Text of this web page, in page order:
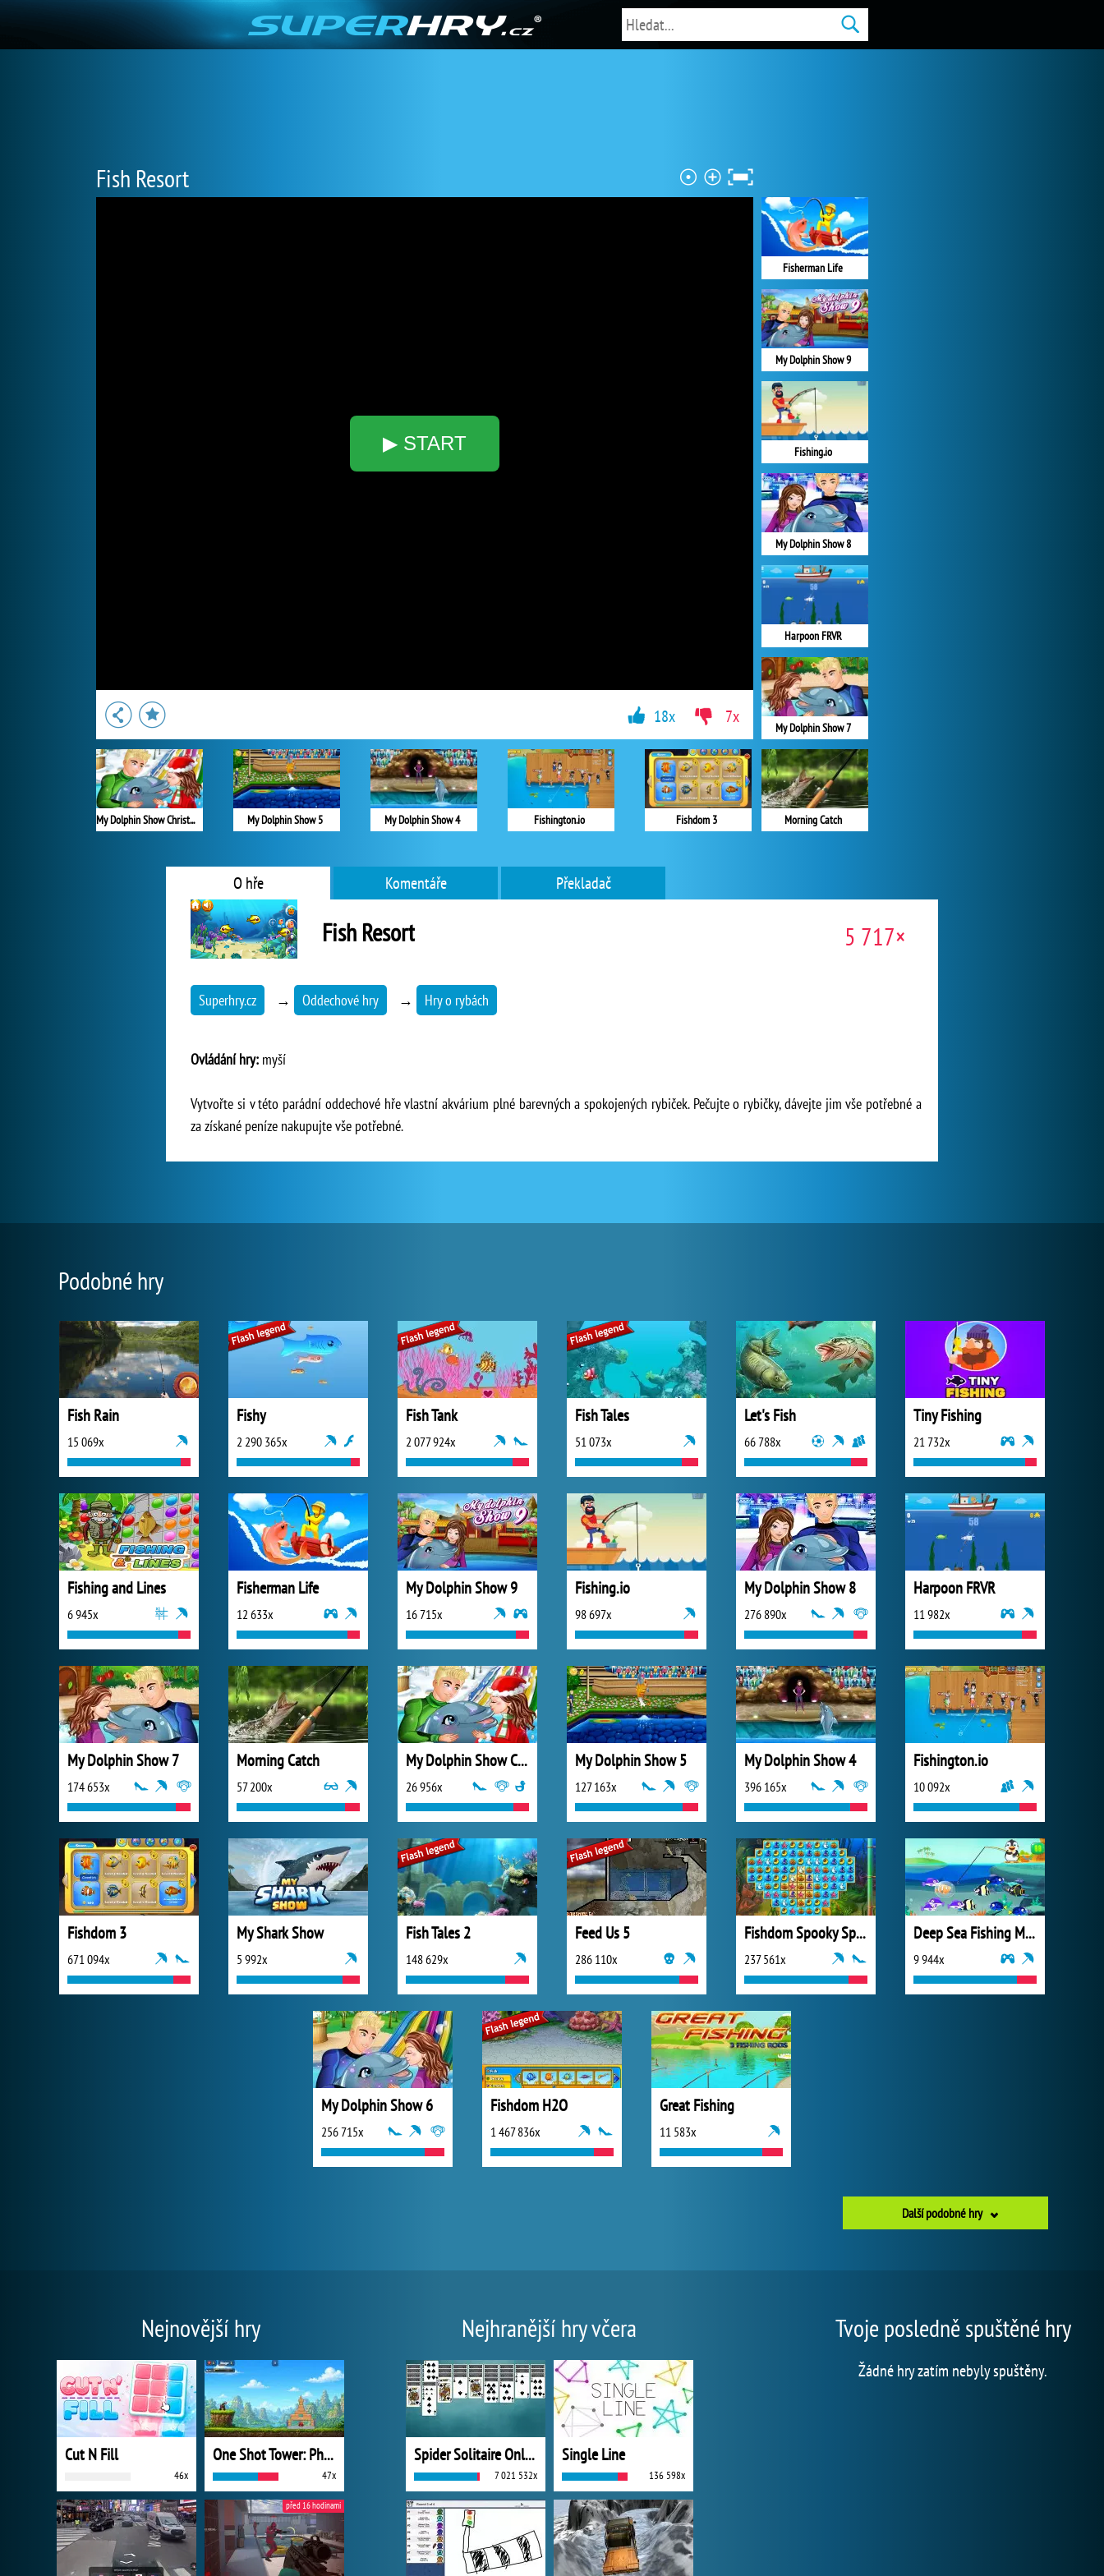
Fish Resort
▶ START
Fisherman Life
My Dolphin Show 9
Fishing.io
My Dolphin Show 8
Harpoon FRVR
My Dolphin Show 7
Morning Catch
My Dolphin Show Christmas My Dolphin Show 5 My Dolphin Show 4 Fishington.io Fishdom 3
18x 7x
O hře Komentáře Překladač
Fish Resort 5 717×
Superhry.cz → Oddechové hry → Hry o rybách
Ovládání hry: myší
Vytvořte si v této parádní oddechové hře vlastní akvárium plné barevných a spokojených rybiček. Pečujte o rybičky, dávejte jim vše potřebné a
za získané peníze nakupujte vše potřebné.
Podobné hry
Fish Rain
15 069x
Fishy
2 290 365x
Fish Tank
2 077 924x
Fish Tales
51 073x
Let's Fish
66 788x
Tiny Fishing
21 732x
Fishing and Lines
6 945x
Fisherman Life
12 633x
My Dolphin Show 9
16 715x
Fishing.io
98 697x
My Dolphin Show 8
276 890x
Harpoon FRVR
11 982x
My Dolphin Show 7
174 653x
Morning Catch
57 200x
My Dolphin Show Christmas
26 956x
My Dolphin Show 5
127 163x
My Dolphin Show 4
396 165x
Fishington.io
10 092x
Fishdom 3
671 094x
My Shark Show
5 992x
Fish Tales 2
148 629x
Feed Us 5
286 110x
Fishdom Spooky Splash
237 561x
Deep Sea Fishing Mania
9 944x
My Dolphin Show 6
256 715x
Fishdom H2O
1 467 836x
Great Fishing
11 583x
Další podobné hry
Nejnovější hry
Cut N Fill
46x
One Shot Tower: Physics Destroyer
47x
před 16 hodinami
Nejhranější hry včera
Spider Solitaire Online
7 021 532x
Single Line
136 598x
Tvoje posledně spuštěné hry
Žádné hry zatím nebyly spuštěny.